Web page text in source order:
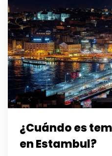
¿Cuándo es
en Estambul?